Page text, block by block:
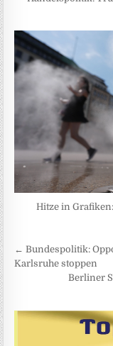
Hitze in
← Bundespolitik:
Karlsruhe stoppen
Berliner